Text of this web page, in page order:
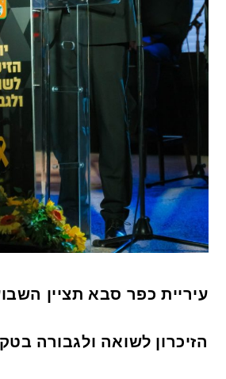
עיריית כפר סבא תציין
הזיכרון לשואה ולגבורה